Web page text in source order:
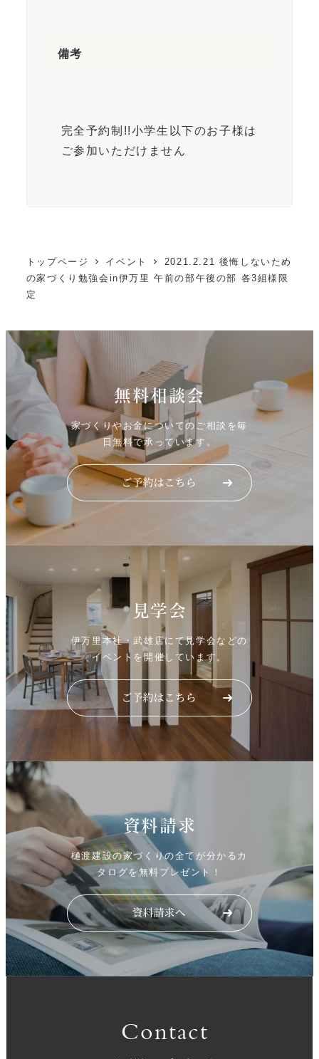
備考
完全予約制!!小学生以下のお子様は
ご参加いただけません
トップページ イベント
2021.2.21 後悔しないため
の家づくり勉強会in伊万里 午前の部午後の部 各3組様限
定
無料相談会
家づくりやお金についてのご相談を毎
日無料で承っています。
見学会
伊万里本社・武雄店にて見学会などの
イベントを開催しています。
資料請求
樋渡建設の家づくりの全てが分かるカ
タログを無料プレゼント！
Contact